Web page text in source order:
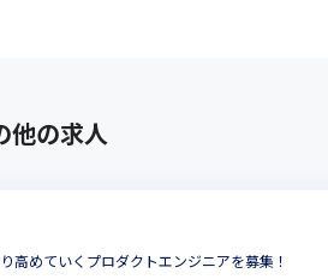
他の求人
高めていくプロダクトエンジニアを募集！